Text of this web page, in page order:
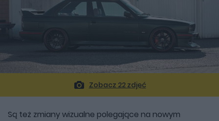
Zobacz 22 zdjęć
Są też zmiany wizualne polegające na nowym